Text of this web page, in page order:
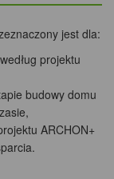
jest dla:
projektu
budowy domu
ARCHON+